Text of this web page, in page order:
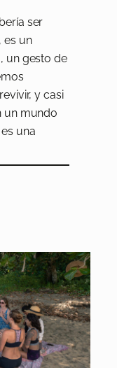
ser
es un
un gesto de
y casi
un mundo
una